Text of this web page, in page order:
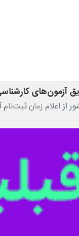
زمان ثبت‌نام آزمون
زمانی ثبت‌نام و